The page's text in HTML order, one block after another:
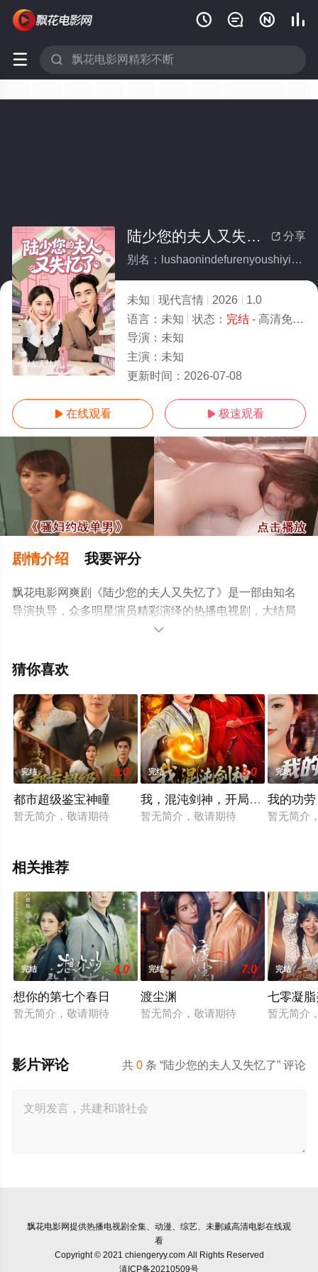
   
 
完结/大结局
 分享
陆少您的夫人又失忆了(全集)
别名：lushaonindefurenyoushiyiliao
未知 现代言情 2026
1.0
语言： 未知 状态： 完结- 高清免费在线观看
导演： 未知
主演： 未知
更新时间： 2026-07-08
 在线观看  极速观看
剧情介绍 我要评分
飘花电影网爽剧《陆少您的夫人又失忆了》是一部由知名
导演执导，众多明星演员精彩演绎的热播电视剧，大结局
剧情已揭晓（完结），手机免费观看高清无删减完整版电
电视猫或剧情网等平台了解。

猜你喜欢
完结 9.0
都市超级鉴宝神瞳
暂无简介，敬请期待
完结 8.0
我，混沌剑神，开局驯服冰山师
暂无简介，敬请期待
完结
我的功
暂无简介
相关推荐
完结 4.0
想你的第七个春日
暂无简介，敬请期待
完结 7.0
渡尘渊
暂无简介，敬请期待
完结
七零凝
暂无简介
共0 条 “陆少您的夫人又失忆了” 评论
影片评论
飘花电影网提供热播电视剧全集、动漫、综艺、未删减高清电影在线观
看
Copyright © 2021 chiengeryy.com All Rights Reserved
滇ICP备20210509号